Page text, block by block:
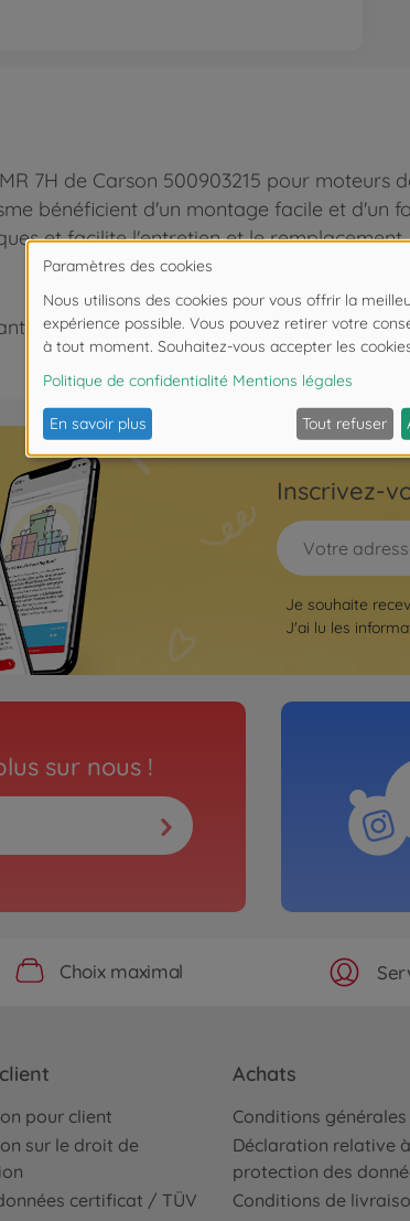
7H de Carson 500903215 pour moteurs
bénéficient d'un montage facile et
et facilite l'entretien et le remplacement.
de moins de 3 ans. Risque d'asphyxie
Inscrivez-
Je souhaite
J'ai lu les
sur nous !
Choix maximal
pour client
sur le droit de
certificat / TÜV
Achats
Conditions
Déclaration relative
protection des
Conditions de